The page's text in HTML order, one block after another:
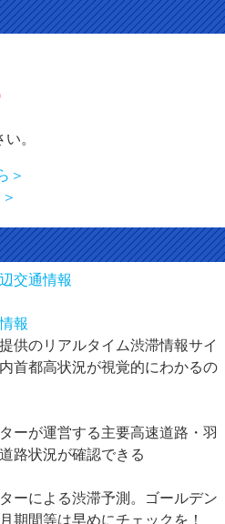
。
＞
交通情報
報
供のリアルタイム渋滞情報サイ
首都高状況が視覚的にわかるの
ーが運営する主要高速道路・羽
路状況が確認できる
ーによる渋滞予測。ゴールデン
期間等は早めにチェックを！